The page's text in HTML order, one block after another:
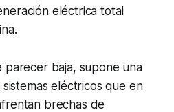
eléctrica total
parecer baja, supone una
eléctricos que en
brechas de